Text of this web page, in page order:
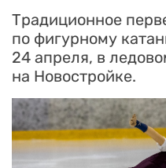
Традиционное
по фигурному
24 апреля, в
на Новостройке.